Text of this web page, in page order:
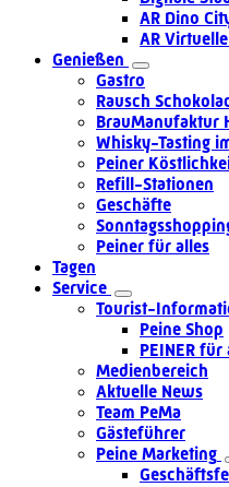
AR Dino
AR
Genießen
Gastro
Rausch
BrauManufaktur
Whisky-Tasting
Peiner
Refill-Stationen
Geschäfte
Peiner für alles
Tagen
Service
Tourist-
Peine Shop
PEINER für
Medienbereich
Aktuelle News
Team PeMa
Gästeführer
Peine Marketing